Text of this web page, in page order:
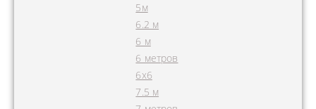
5м
6.2 м
6 м
6 метров
6х6
7.5 м